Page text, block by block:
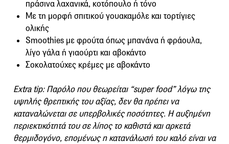
πράσινα λαχανικά, κοτόπουλο ή τόνο
Με τη μορφή σπιτικού γουακαμόλε και τορτίγιες
ολικής
Smoothies με φρούτα όπως μπανάνα ή φράουλα,
λίγο γάλα ή γιαούρτι και αβοκάντο
Σοκολατούχες κρέμες με αβοκάντο
Extratip: Παρόλο που θεωρείται “superfood” λόγω της
υψηλής θρεπτικής του αξίας, δεν θα πρέπει να
καταναλώνεται σε υπερβολικές ποσότητες. Η αυξημένη
περιεκτικότητά του σε λίπος το καθιστά και αρκετά
θερμιδογόνο, επομένως η κατανάλωσή του καλό είναι να